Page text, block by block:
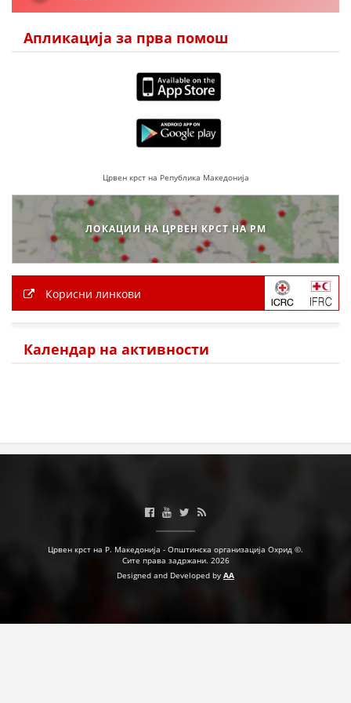
ПРИРАЧНИЦИ
СТРАТЕГИИ
БРОШУРИ
Апликација за прва помош
Црвен крст на Република Македонија
ЛОКАЦИИ НА ЦРВЕН КРСТ НА РМ
Корисни линкови
Календар на активности
Црвен крст на Р. Македонија - Општинска организација Охрид ©.
Сите права задржани. 2026
Designed and Developed by AA